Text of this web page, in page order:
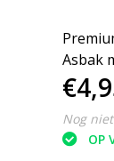
Asbak
Nog
OP